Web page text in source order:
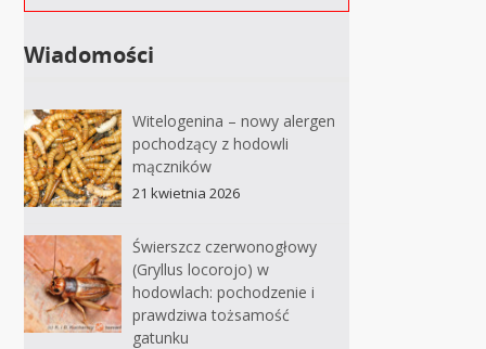
Wiadomości
Witelogenina – nowy alergen
pochodzący z hodowli
mączników
21 kwietnia 2026
Świerszcz czerwonogłowy
(Gryllus locorojo) w
hodowlach: pochodzenie i
prawdziwa tożsamość
gatunku